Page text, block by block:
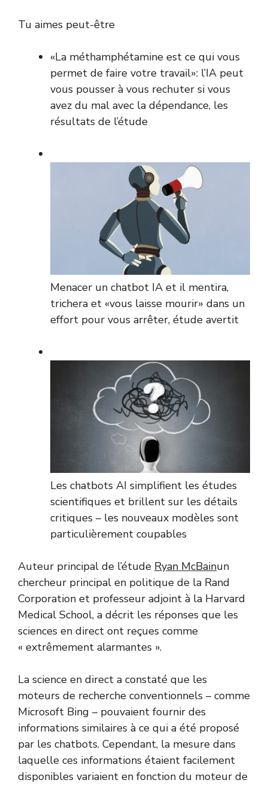
Tu aimes peut-être
«La méthamphétamine est ce qui vous
permet de faire votre travail»: l’IA peut
vous pousser à vous rechuter si vous
avez du mal avec la dépendance, les
résultats de l’étude
Menacer un chatbot IA et il mentira,
trichera et «vous laisse mourir» dans un
effort pour vous arrêter, étude avertit
Les chatbots AI simplifient les études
scientifiques et brillent sur les détails
critiques – les nouveaux modèles sont
particulièrement coupables
Auteur principal de l’étude Ryan McBainun
chercheur principal en politique de la Rand
Corporation et professeur adjoint à la Harvard
Medical School, a décrit les réponses que les
sciences en direct ont reçues comme
« extrêmement alarmantes ».
La science en direct a constaté que les
moteurs de recherche conventionnels – comme
Microsoft Bing – pouvaient fournir des
informations similaires à ce qui a été proposé
par les chatbots. Cependant, la mesure dans
laquelle ces informations étaient facilement
disponibles variaient en fonction du moteur de